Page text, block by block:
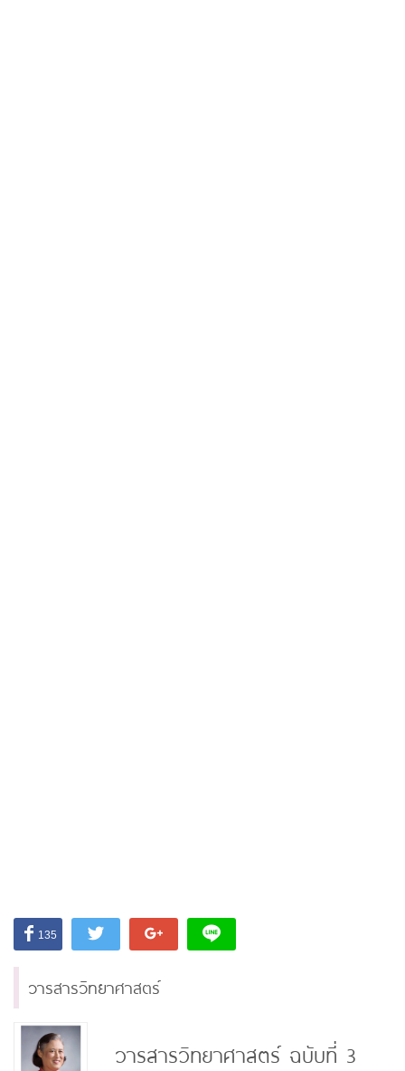
135
วารสารวิทยาศาสตร์
วารสารวิทยาศาสตร์ ฉบับที่ 3